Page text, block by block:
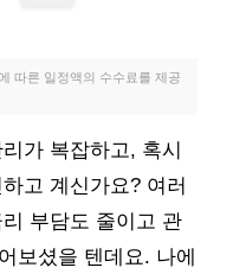
따른 일정액의 수수료를 제공
가 복잡하고, 혹시
고 계신가요? 여러
부담도 줄이고 관
보셨을 텐데요. 나에